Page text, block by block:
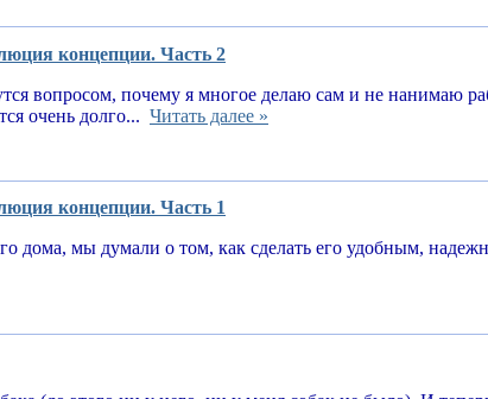
концепции. Часть 2
вопросом, почему я многое делаю сам и не нанимаю
очень долго... Читать далее »
концепции. Часть 1
дома, мы думали о том, как сделать его удобным,